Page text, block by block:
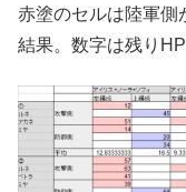
赤塗のセルは陸軍側
結果。数字は残りHP